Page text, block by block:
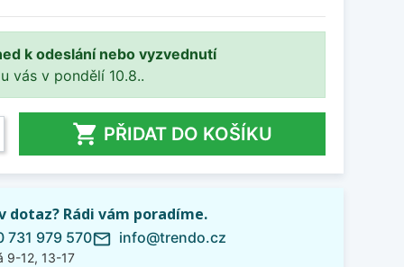
k odeslání nebo vyzvednutí
vás v pondělí 10.8..
 PŘIDAT DO KOŠÍKU
dotaz? Rádi vám poradíme.
731 979 570
9-12, 13-17
mail_outline info@trendo.cz